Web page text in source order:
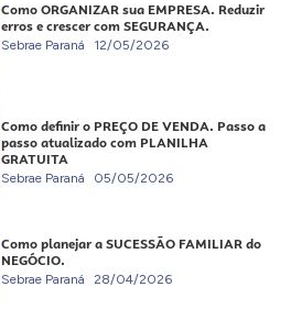
Como ORGANIZAR sua EMPRESA. Reduzir
erros e crescer com SEGURANÇA.
Sebrae Paraná 12/05/2026
Como definir o PREÇO DE VENDA. Passo a
passo atualizado com PLANILHA
GRATUITA
Sebrae Paraná 05/05/2026
Como planejar a SUCESSÃO FAMILIAR do
NEGÓCIO.
Sebrae Paraná 28/04/2026